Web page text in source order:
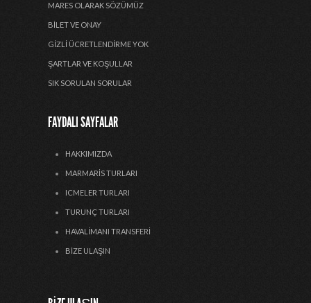
MARES OLARAK SÖZÜMÜZ
BILET VE ONAY
GIZLI ÜCRETLENDIRME YOK
ŞARTLAR VE KOŞULLAR
SIK SORULAN SORULAR
FAYDALI SAYFALAR
HAKKIMIZDA
MARMARIS TURLARI
ICMELER TURLARI
TURUNÇ TURLARI
HAVALIMANI TRANSFERI
BIZE ULAŞIN